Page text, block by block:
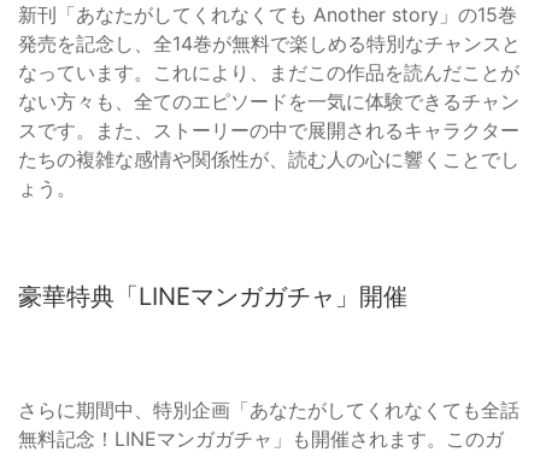
新刊「あなたがしてくれなくても Another story」の15巻
発売を記念し、全14巻が無料で楽しめる特別なチャンスと
なっています。これにより、まだこの作品を読んだことが
ない方々も、全てのエピソードを一気に体験できるチャン
スです。また、ストーリーの中で展開されるキャラクター
たちの複雑な感情や関係性が、読む人の心に響くことでし
ょう。
豪華特典「LINEマンガガチャ」開催
さらに期間中、特別企画「あなたがしてくれなくても全話
無料記念！LINEマンガガチャ」も開催されます。このガ